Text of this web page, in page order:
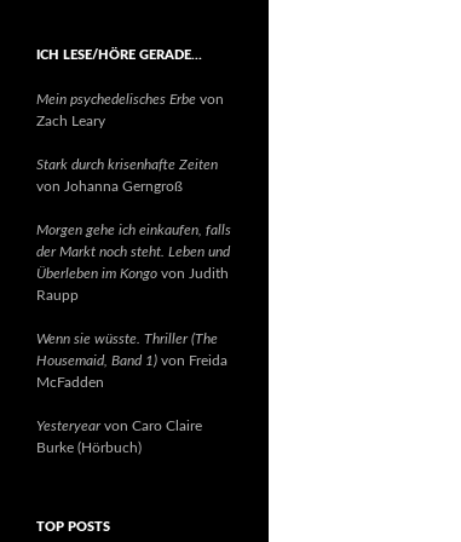
ICH LESE/HÖRE GERADE…
Mein psychedelisches Erbe von
Zach Leary
Stark durch krisenhafte Zeiten
von Johanna Gerngroß
Morgen gehe ich einkaufen, falls
der Markt noch steht. Leben und
Überleben im Kongo von Judith
Raupp
Wenn sie wüsste. Thriller (The
Housemaid, Band 1) von Freida
McFadden
Yesteryearvon Caro Claire
Burke (Hörbuch)
TOP POSTS